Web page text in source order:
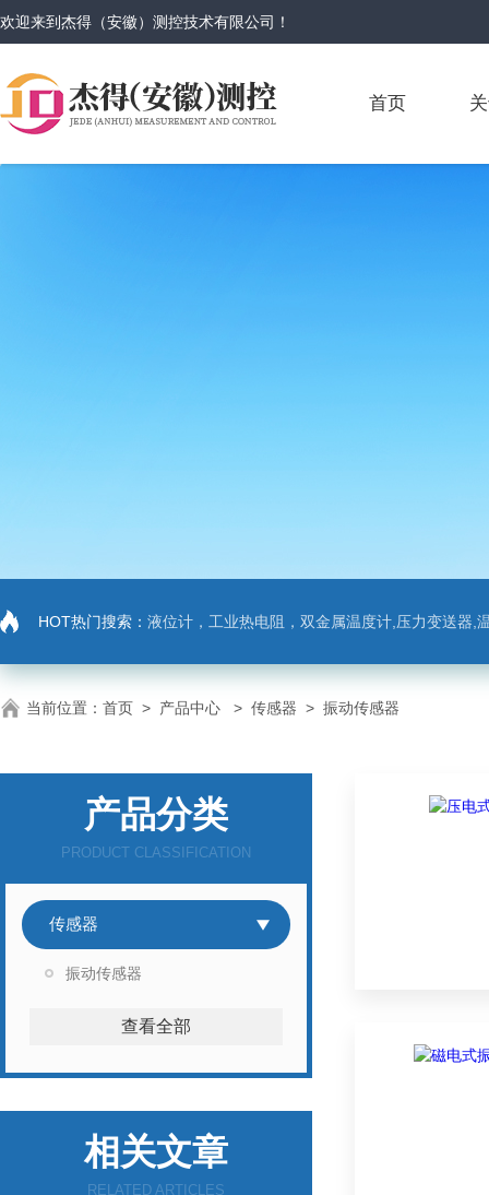
欢迎来到杰得（安徽）测控技术有限公司 ！
首页
HOT热门搜索： 液位计，工业热电阻，双金属温度计,压力变送器,
当前位置： 首页 > 产品中心 > 传感器 > 振动传感器
产品分类
PRODUCT CLASSIFICATION
传感器
振动传感器
查看全部
相关文章
RELATED ARTICLES